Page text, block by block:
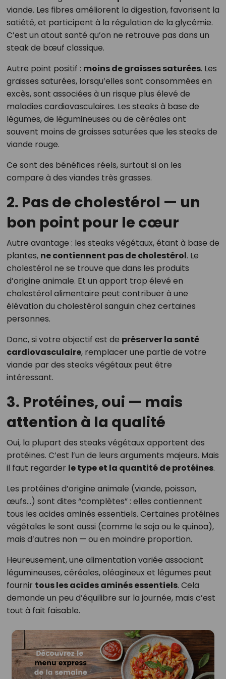
viande. Les fibres améliorent la digestion, favorisent la
satiété, et participent à la régulation de la glycémie.
C’est un atout santé qu’on ne retrouve pas dans un
steak de bœuf classique.
Autre point positif : moins de graisses saturées. Les
graisses saturées, lorsqu’elles sont consommées en
excès, sont associées à un risque plus élevé de
maladies cardiovasculaires. Les steaks à base de
légumes, de légumineuses ou de céréales ont
souvent moins de graisses saturées que les steaks de
viande rouge.
Ce sont des bénéfices réels, surtout si on les
compare à des viandes très grasses.
2. Pas de cholestérol — un
bon point pour le cœur
Autre avantage : les steaks végétaux, étant à base de
plantes, ne contiennent pas de cholestérol. Le
cholestérol ne se trouve que dans les produits
d’origine animale. Et un apport trop élevé en
cholestérol alimentaire peut contribuer à une
élévation du cholestérol sanguin chez certaines
personnes.
Donc, si votre objectif est de préserver la santé
cardiovasculaire, remplacer une partie de votre
viande par des steaks végétaux peut être
intéressant.
3. Protéines, oui — mais
attention à la qualité
Oui, la plupart des steaks végétaux apportent des
protéines. C’est l’un de leurs arguments majeurs. Mais
il faut regarder le type et la quantité de protéines.
Les protéines d’origine animale (viande, poisson,
œufs…) sont dites “complètes” : elles contiennent
tous les acides aminés essentiels. Certaines protéines
végétales le sont aussi (comme le soja ou le quinoa),
mais d’autres non — ou en moindre proportion.
Heureusement, une alimentation variée associant
légumineuses, céréales, oléagineux et légumes peut
fournir tous les acides aminés essentiels. Cela
demande un peu d’équilibre sur la journée, mais c’est
tout à fait faisable.